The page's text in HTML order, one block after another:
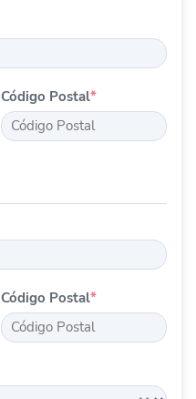
Código Postal*
Código Postal*